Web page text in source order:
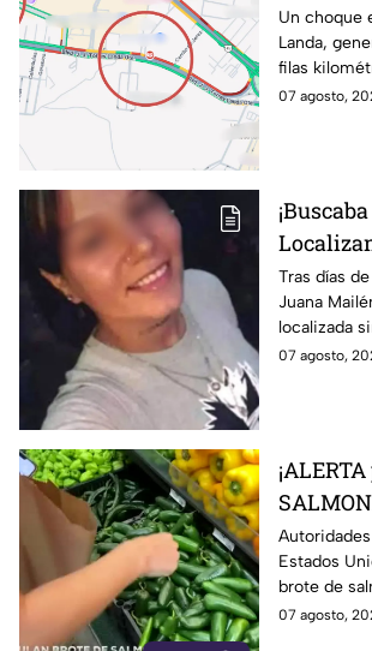
Torres
filas
altura
Un choque
Landa,
filas
vías
07 agosto,
joven de
acudió a
trabajo
Tras días
Juana
localizada
una
07 agosto,
ligado a
estados
Estados
brote de
relacionado
07 agosto,